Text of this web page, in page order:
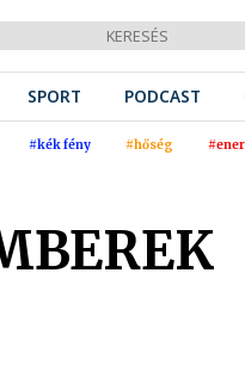
SPORT PODCAST
#kék fény #hőség